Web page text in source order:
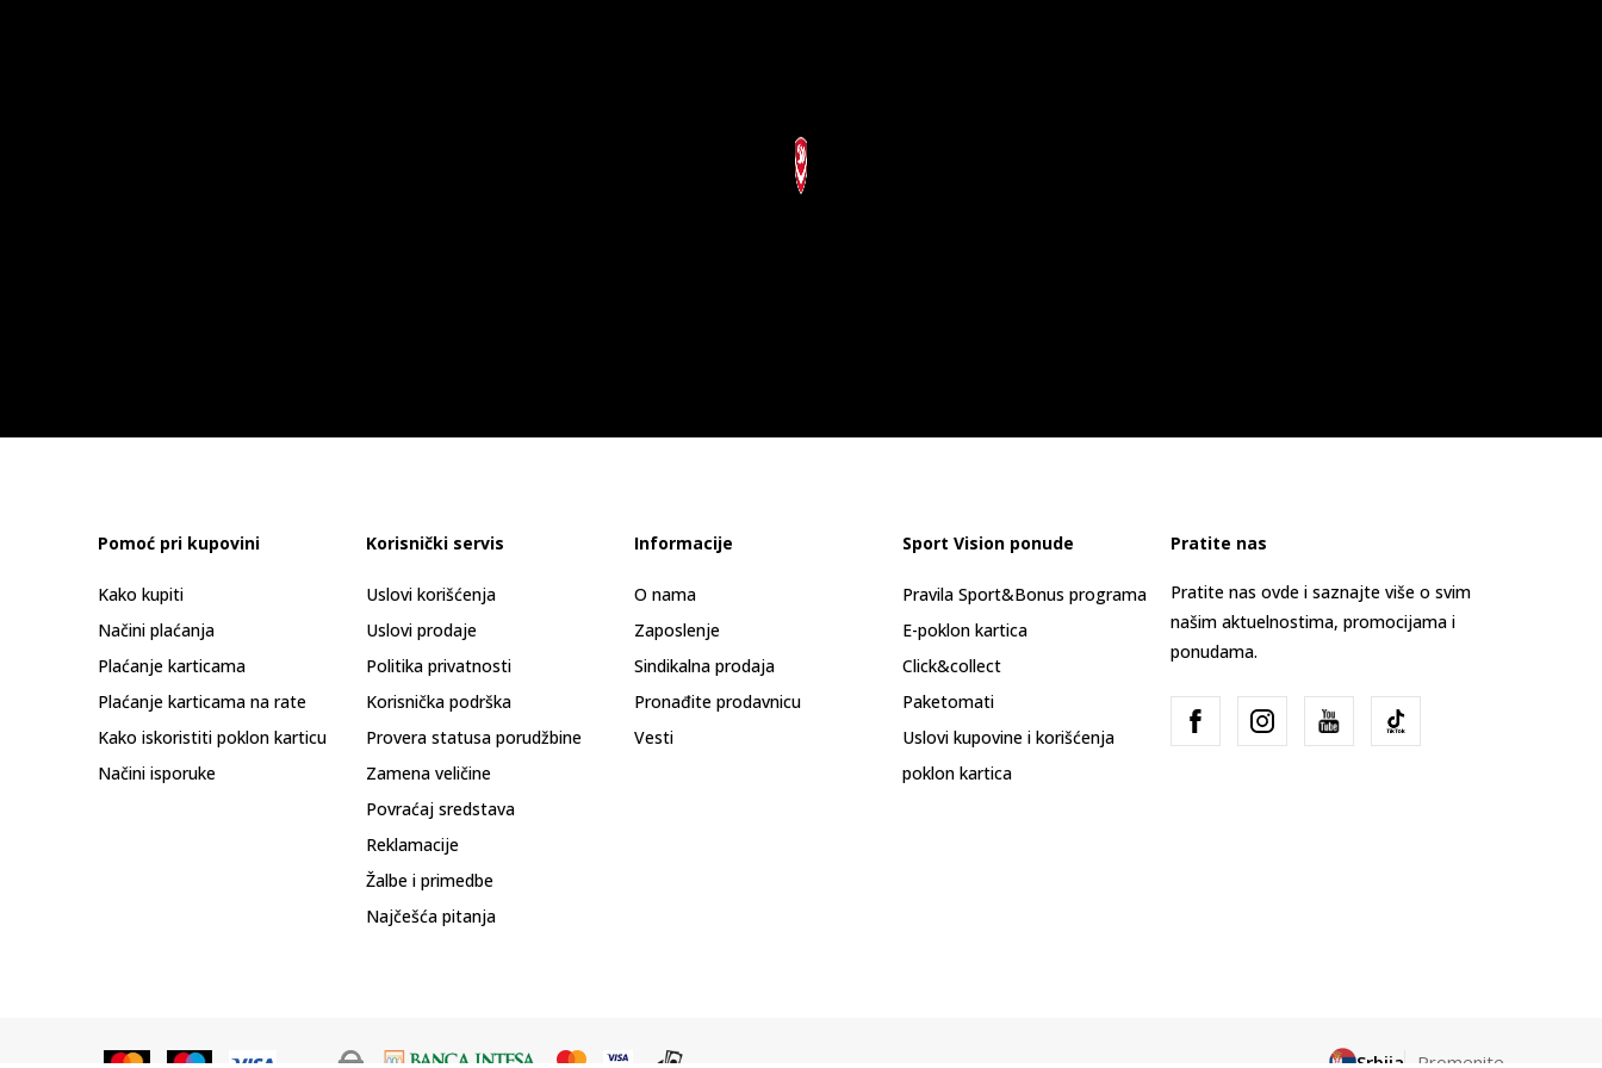
Pomoć pri kupovini
Kako kupiti
Načini plaćanja
Plaćanje karticama
Plaćanje karticama na rate
Kako iskoristiti poklon karticu
Načini isporuke
Korisnički servis
Uslovi korišćenja
Uslovi prodaje
Politika privatnosti
Korisnička podrška
Provera statusa porudžbine
Zamena veličine
Povraćaj sredstava
Reklamacije
Žalbe i primedbe
Najčešća pitanja
Informacije
O nama
Zaposlenje
Sindikalna prodaja
Pronađite prodavnicu
Vesti
Sport Vision ponude
Pravila Sport&Bonus programa
E-poklon kartica
Click&collect
Paketomati
Uslovi kupovine i korišćenja
poklon kartica
Pratite nas
Pratite nas ovde i saznajte više o svim
našim aktuelnostima, promocijama i
ponudama.
Srbija Promenite